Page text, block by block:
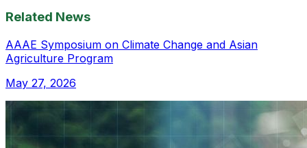
Related News
AAAE Symposium on Climate Change and Asian
Agriculture Program
May 27, 2026